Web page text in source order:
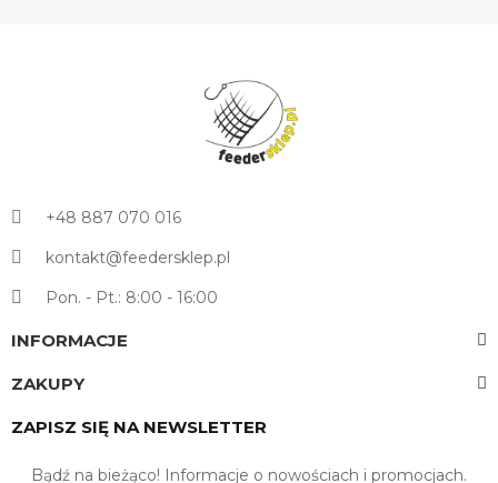
+48 887 070 016
kontakt@feedersklep.pl
Pon. - Pt.: 8:00 - 16:00
INFORMACJE
ZAKUPY
ZAPISZ SIĘ NA NEWSLETTER
Bądź na bieżąco! Informacje o nowościach i promocjach.